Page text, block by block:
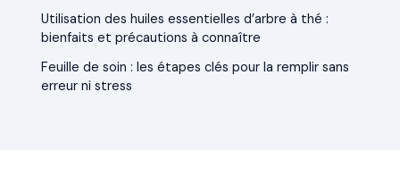
Utilisation des huiles essentielles d’arbre à thé :
bienfaits et précautions à connaître
Feuille de soin : les étapes clés pour la remplir sans
erreur ni stress